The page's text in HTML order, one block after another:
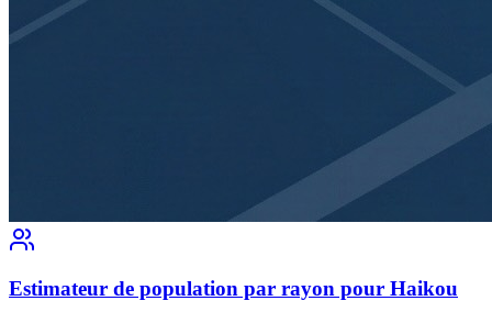
Estimateur de population par rayon pour Haikou